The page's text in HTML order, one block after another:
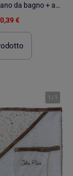
Asciugamano da bagno + asciugamano "STAR" BLU Les Chatounets
€
1 / 1